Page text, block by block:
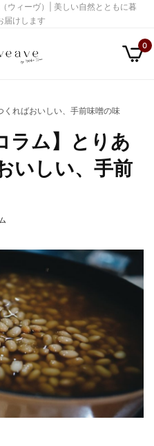
ウィーヴ）| 美しい自然とともに暮
届けします
0
くればおいしい、手前味噌の味
ラム】とりあ
いしい、手前